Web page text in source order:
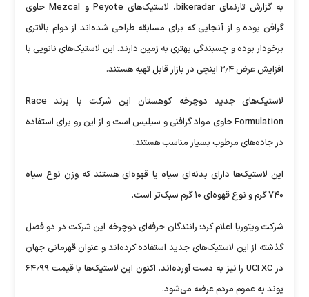
به گزارش تارنمای bikeradar، لاستیک‌های Peyote و Mezcal حاوی
گرافن بوده و از آنجایی که برای مسابقه طراحی شده‌اند از دوام بالاتری
برخودار بوده و چسبندگی بهتری به زمین دارند. این لاستیک‌های نانویی با
افزایش عرض ۲٫۴ اینچی در بازار قابل تهیه هستند.
لاستیک‌های جدید دوچرخه کوهستان این شرکت با برند Race
Formulation حاوی مواد گرافنی و سیلیس است و از این رو برای استفاده
در جاده‌های مرطوب بسیار مناسب هستند.
این لاستیک‌ها دارای بدنه‌ای سیاه یا قهوه‌ای هستند که وزن نوع سیاه
۷۴۰ گرم و نوع قهوه‌ای ۱۰ گرم سبک‌تر است.
شرکت ویتوریا اعلام کرد: رانندگان حرفه‌ای دوچرخه این شرکت در دو فصل
گذشته از این لاستیک‌های جدید استفاده کرده‌اند و عنوان قهرمانی جهان
در UCI XC را نیز به دست آورده‌اند. اکنون این لاستیک‌ها با قیمت ۶۴٫۹۹
پوند به عموم مردم عرضه می‌شود.